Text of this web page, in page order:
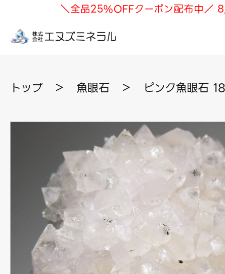
＼全品25%OFFクーポン配布中／
トップ ＞ 魚眼石 ＞ ピンク魚眼石